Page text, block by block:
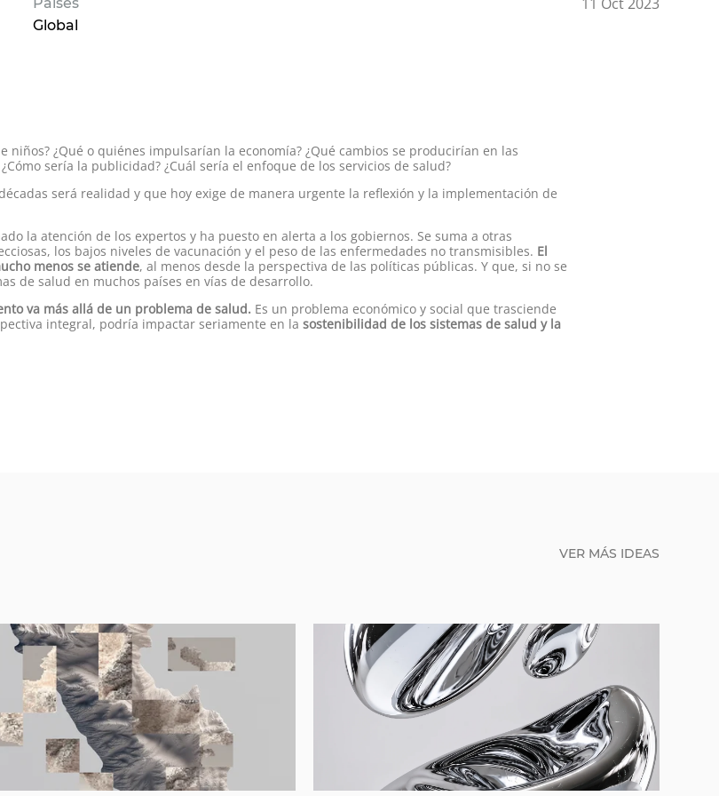
Global
¿Qué o quiénes impulsarían la economía? ¿Qué cambios se producirían en las
sería la publicidad? ¿Cuál sería el enfoque de los servicios de salud?
será realidad y que hoy exige de manera urgente la reflexión y la implementación de
la atención de los expertos y ha puesto en alerta a los gobiernos. Se suma a otras
los bajos niveles de vacunación y el peso de las enfermedades no transmisibles. El
menos se atiende, al menos desde la perspectiva de las políticas públicas. Y que, si no se
de salud en muchos países en vías de desarrollo.
va más allá de un problema de salud. Es un problema económico y social que trasciende
integral, podría impactar seriamente en lasostenibilidad de los sistemas de salud y la
VER MÁS IDEAS